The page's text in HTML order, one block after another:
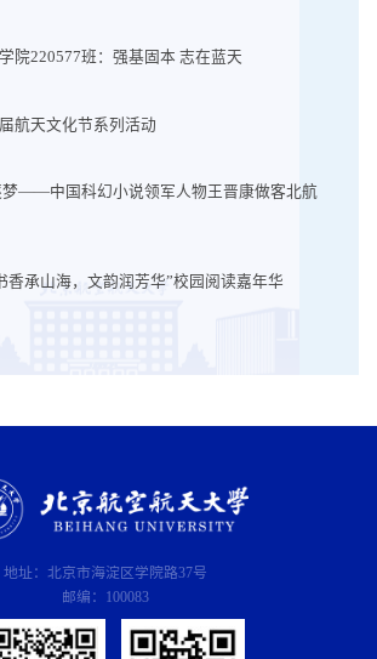
院220577班：强基固本 志在蓝天
航天文化节系列活动
梦——中国科幻小说领军人物王晋康做客北航
香承山海，文韵润芳华”校园阅读嘉年华
地址：北京市海淀区学院路37号
邮编：100083